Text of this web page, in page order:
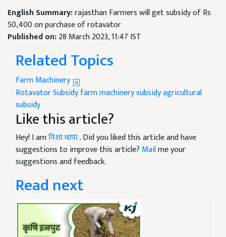
English Summary:rajasthan Farmers will get subsidy of Rs
50,400 on purchase of rotavator
Published on:28 March 2023, 11:47 IST
Related Topics
Farm Machinery
Rotavator Subsidyfarm machinery subsidyagricultural
subsidy
Like this article?
Hey! I amनिशा थापा. Did you liked this article and have
suggestions to improve this article? Mailme your
suggestions and feedback.
Read next